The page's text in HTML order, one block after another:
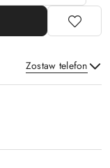
Zostaw telefon